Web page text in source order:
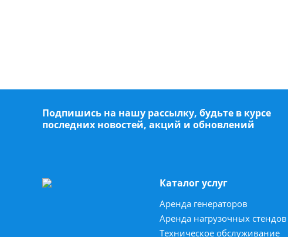
Подпишись на нашу рассылку, будьте в курсе
последних новостей, акций и обновлений
Каталог услуг
Аренда генераторов
Аренда нагрузочных стендов
Техническое обслуживание